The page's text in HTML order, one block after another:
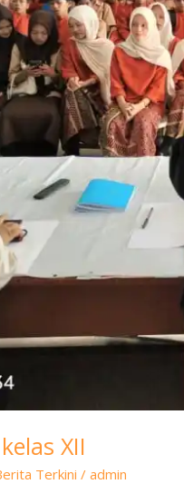
XII
Terkini /admin